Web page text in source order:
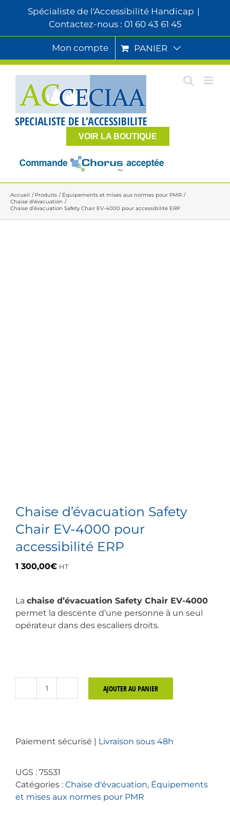
Spécialiste de l'Accessibilité Handicap |
Contactez-nous : 01 60 43 61 45
Mon compte PANIER
VOIR LA BOUTIQUE
Accueil Produits
Équipements et mises aux normes pour PMR
Chaise d'évacuation
Chaise d’évacuation Safety Chair EV-4000 pour accessibilité ERP
Chaise d’évacuation Safety
Chair EV-4000 pour
accessibilité ERP
1 300,00€ HT
La chaise d’évacuation Safety Chair EV-4000
permet la descente d’une personne à un seul
opérateur dans des escaliers droits.
quantité
Safety
EV-
4000
AJOUTER AU PANIER
Paiement sécurisé | Livraison sous 48h
UGS : 75531
Catégories : Chaise d'évacuation, Équipements
et mises aux normes pour PMR